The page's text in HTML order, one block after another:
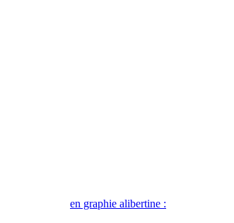
en graphie alibertine :